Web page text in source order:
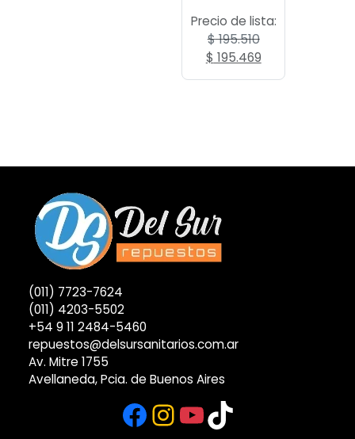
Precio de lista:
$195.510
El
$ 195.469El
precio
(011) 7723-7624
(011) 4203-5502
+54 9 11 2484-5460
repuestos@delsursanitarios.com.ar
Av. Mitre 1755
Avellaneda, Pcia. de Buenos Aires
Facebook
Instagram
YouTube
TikTok